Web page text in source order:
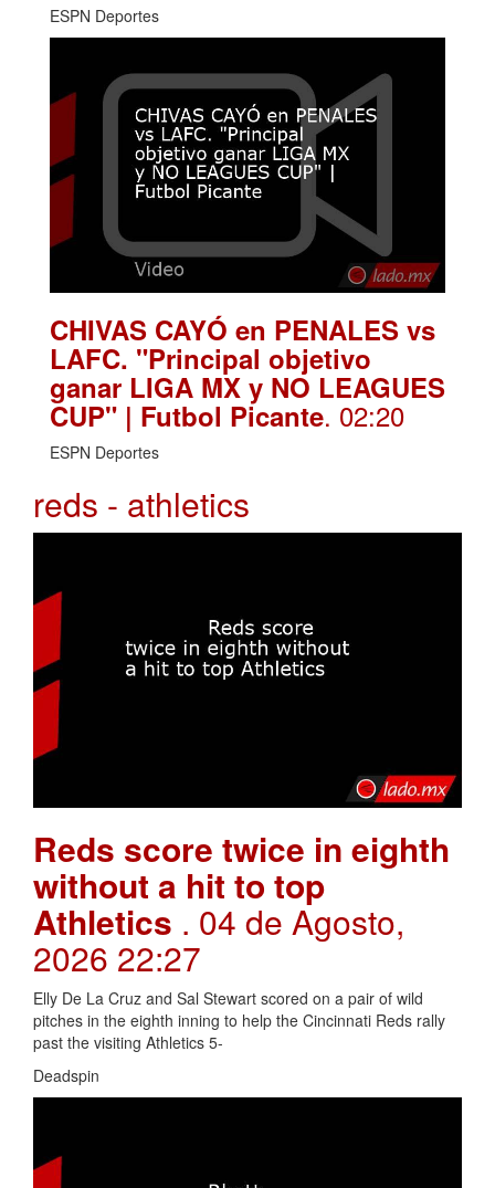
ESPN Deportes
CHIVAS CAYÓ en PENALES vs
LAFC. "Principal objetivo
ganar LIGA MX y NO LEAGUES
CUP" | Futbol Picante. 02:20
ESPN Deportes
reds - athletics
Reds score twice in eighth
without a hit to top
Athletics . 04 de Agosto,
2026 22:27
Elly De La Cruz and Sal Stewart scored on a pair of wild
pitches in the eighth inning to help the Cincinnati Reds rally
past the visiting Athletics 5-
Deadspin